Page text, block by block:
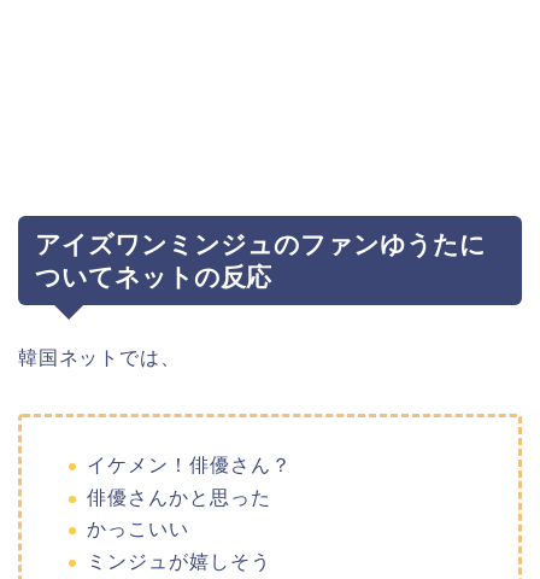
アイズワンミンジュのファンゆうたに
ついてネットの反応
韓国ネットでは、
イケメン！俳優さん？
俳優さんかと思った
かっこいい
ミンジュが嬉しそう